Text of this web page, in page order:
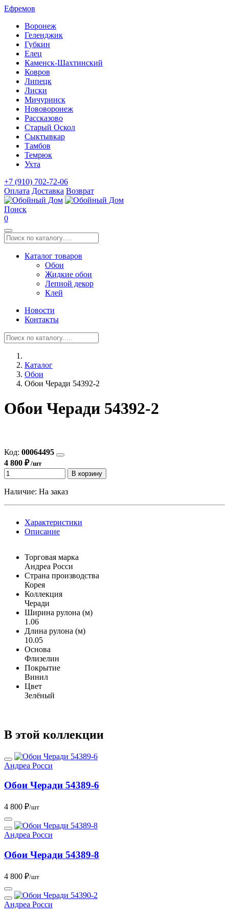
Ефремов
Воронеж
Геленджик
Губкин
Елец
Каменск-Шахтинский
Ковров
Липецк
Лиски
Мичуринск
Нововоронеж
Рассказово
Старый Оскол
Сыктывкар
Тамбов
Темрюк
Ухта
+7 (910) 702-72-06
Оплата Доставка Возврат
Поиск
0
Каталог товаров
Обои
Жидкие обои
Лепной декор
Клей
Новости
Контакты
Каталог
Обои
Обои Черади 54392-2
Обои Черади 54392-2
Код: 00064495
4 800 ₽/шт
В корзину
Наличие: На заказ
Характеристики
Описание
Торговая марка
Андреа Росси
Страна производства
Корея
Коллекция
Черади
Ширина рулона (м)
1.06
Длина рулона (м)
10.05
Основа
Флизелин
Покрытие
Винил
Цвет
Зелёный
В этой коллекции
Андреа Росси
Обои Черади 54389-6
4 800 ₽/шт
Андреа Росси
Обои Черади 54389-8
4 800 ₽/шт
Андреа Росси